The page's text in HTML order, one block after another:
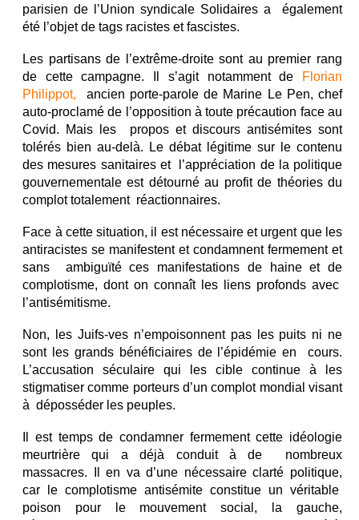
parisien de l’Union syndicale Solidaires a également
été l’objet de tags racistes et fascistes.
Les partisans de l’extrême-droite sont au premier rang
de cette campagne. Il s’agit notamment de
Florian
Philippot, ancien porte-parole de Marine Le Pen, chef
auto-proclamé de l’opposition à toute précaution face au
Covid. Mais les propos et discours antisémites sont
tolérés bien au-delà. Le débat légitime sur le contenu
des mesures sanitaires et l’appréciation de la politique
gouvernementale est détourné au profit de théories du
complot totalement réactionnaires.
Face à cette situation, il est nécessaire et urgent que les
antiracistes se manifestent et condamnent fermement et
sans ambiguïté ces manifestations de haine et de
complotisme, dont on connaît les liens profonds avec
l’antisémitisme.
Non, les Juifs-ves n’empoisonnent pas les puits ni ne
sont les grands bénéficiaires de l’épidémie en cours.
L’accusation séculaire qui les cible continue à les
stigmatiser comme porteurs d’un complot mondial visant
à déposséder les peuples.
Il est temps de condamner fermement cette idéologie
meurtrière qui a déjà conduit à de nombreux
massacres. Il en va d’une nécessaire clarté politique,
car le complotisme antisémite constitue un véritable
poison pour le mouvement social, la gauche,